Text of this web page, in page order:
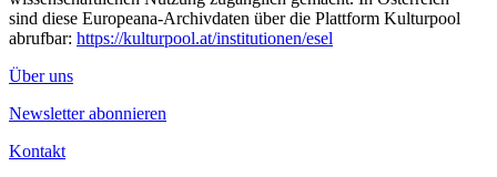
sind diese Europeana-Archivdaten über die Plattform Kulturpool
abrufbar: https://kulturpool.at/institutionen/esel
Über uns
Newsletter abonnieren
Kontakt